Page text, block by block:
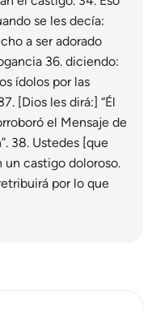
se les decía:
a ser adorado
36. diciendo:
ídolos por las
. [Dios les dirá:] “Él
el Mensaje de
38. Ustedes [que
un castigo doloroso.
por lo que